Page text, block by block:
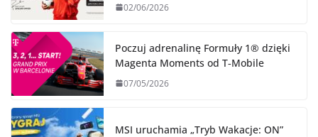
02/06/2026
Poczuj adrenalinę Formuły 1® dzięki
Magenta Moments od T‑Mobile
07/05/2026
MSI uruchamia „Tryb Wakacje: ON”